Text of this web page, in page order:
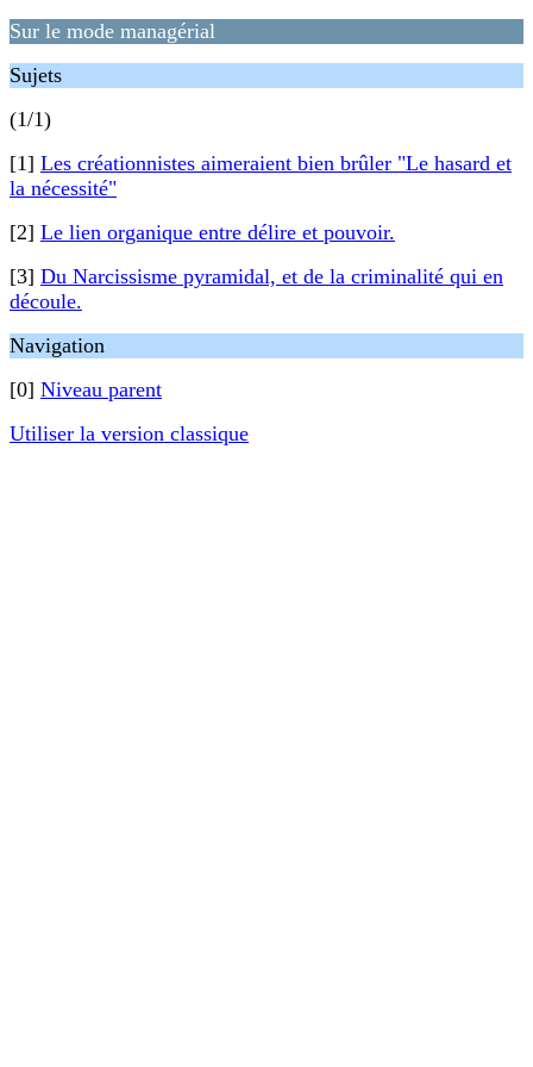
Sur le mode managérial
Sujets
(1/1)
[1] Les créationnistes aimeraient bien brûler "Le hasard et
la nécessité"
[2] Le lien organique entre délire et pouvoir.
[3] Du Narcissisme pyramidal, et de la criminalité qui en
découle.
Navigation
[0] Niveau parent
Utiliser la version classique